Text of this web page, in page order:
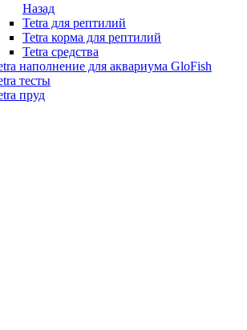
Назад
Tetra для рептилий
Tetra корма для рептилий
Tetra средства
наполнение для аквариума GloFish
тесты
пруд